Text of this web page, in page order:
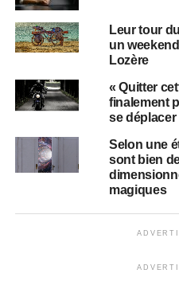
Leur tour
un
Lozère
« Quitter
finalement
se déplacer
Selon une
sont bien
magiques